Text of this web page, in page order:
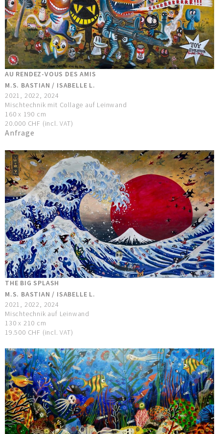
AU RENDEZ-VOUS DES AMIS
M.S. BASTIAN / ISABELLE L.
2021, 2022, 2024
Mischtechnik mit Collage auf Leinwand
160 x 190 cm
20.000 CHF (incl. VAT)
Anfrage
THE BIG SPLASH
M.S. BASTIAN / ISABELLE L.
2021, 2022, 2024
Mischtechnik auf Leinwand
130 x 210 cm
19.500 CHF (incl. VAT)